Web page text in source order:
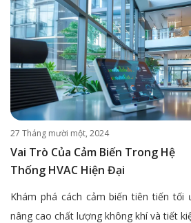
27 Tháng mười một, 2024
Vai Trò Của Cảm Biến Trong Hệ
Thống HVAC Hiện Đại
Khám phá cách cảm biến tiên tiến tối
nâng cao chất lượng không khí và tiết